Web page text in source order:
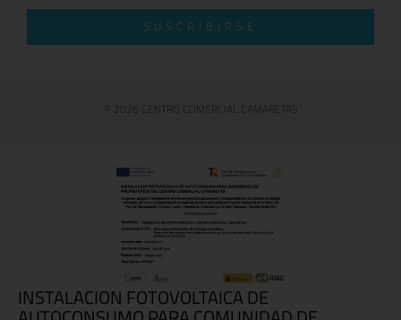
SUSCRIBIRSE
© 2026 CENTRO COMERCIAL CAMARETAS
INSTALACION FOTOVOLTAICA DE